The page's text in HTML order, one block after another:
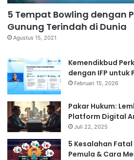
5 Tempat Bowling dengan
Gunung Terindah di Dunia
Agustus 15, 2021
Kemendikbud
dengan IFP untuk
Februari 15, 2026
Pakar Hukum:
Platform Digital
Juli 22, 2025
5 Kesalahan
Pemula & Cara